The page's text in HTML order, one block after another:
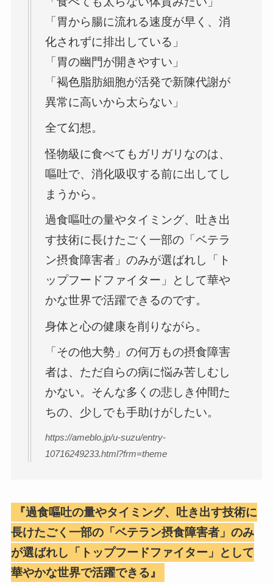
「胃から腸に流れる速度が早く、消
化されずに排出している」
「胃の幽門が開きやすい」
「褐色脂肪細胞が活発で新陳代謝が
異常に高いから太らない」
全て幻想。
怪物級に食べてもガリガリなのは、
嘔吐で、消化吸収する前に出してし
まうから。
過食嘔吐の量やタイミング、吐き出
す技術に長けたごく一部の「ベテラ
ン摂食障害者」のみが選ばれし「ト
ップフードファイター」として華や
かな世界で活躍できるのです。
身体と心の健康を削りながら。
「その他大勢」の何万もの摂食障害
者は、ただ自らの病に悩み苦しむし
かない。そんな多くの悲しき仲間た
ちの、少しでも手助けがしたい。
https://ameblo.jp/u-suzu/entry-
10716249233.html?frm=theme
『過食嘔吐の量やタイミング、吐き出す技術に
長けたごく一部の「ベテラン摂食障害者」のみ
が選ばれし「トップフードファイター」として
華やかな世界で活躍できる』